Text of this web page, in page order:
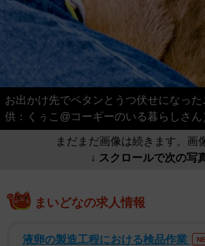
お出かけ先でペタンとうつ伏せになっ
供：くぅこ@コーギーのいる暮らしさん
まだまだ画像は続きます。画
↓ スクロールで次の写
まいどなの求人情報
液卵の製造工程における検品作業